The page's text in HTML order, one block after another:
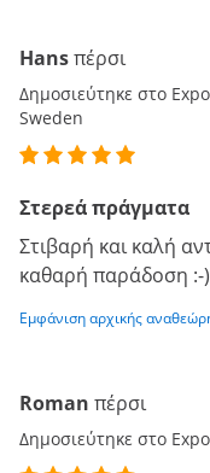
Hansπέρσι
Δημοσιεύτηκε στο
Sweden
Στερεά πράγματα
Στιβαρή και καλή
καθαρή παράδοση :-)
Εμφάνιση αρχικής
Roman πέρσι
Δημοσιεύτηκε στο